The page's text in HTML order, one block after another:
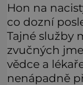
Hon na
co dozní
Tajné služby
zvučných
vědce a
nenápadně